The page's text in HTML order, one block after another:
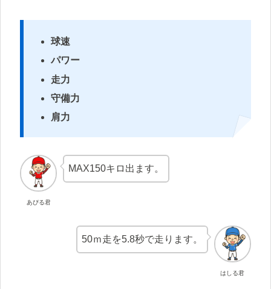
球速
パワー
走力
守備力
肩力
あぴる君
MAX150キロ出ます。
はしる君
50ｍ走を5.8秒で走ります。